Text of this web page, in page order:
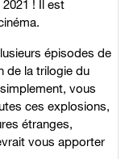
! Il est
épisodes de
de la trilogie du
vous
ces explosions,
étranges,
vous apporter